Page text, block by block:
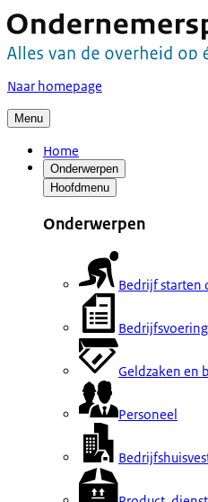
Naar homepage
Menu
Home
Onderwerpen
Hoofdmenu
Onderwerpen
Bedrijf starten
Bedrijfsvoering
Geldzaken en
Personeel